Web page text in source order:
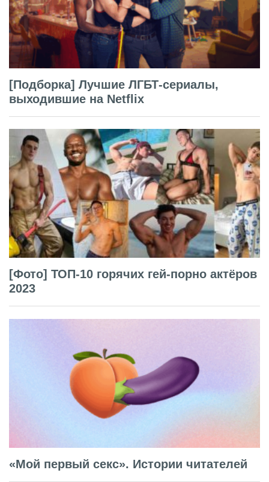
[Подборка] Лучшие ЛГБТ-сериалы,
выходившие на Netflix
[Фото] ТОП-10 горячих гей-порно актёров
2023
«Мой первый секс». Истории читателей